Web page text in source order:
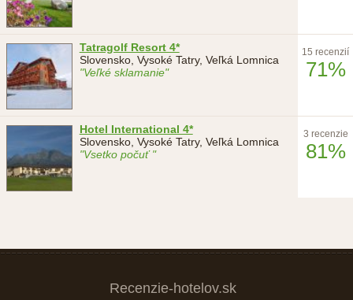
Tatragolf Resort 4*
Slovensko, Vysoké Tatry, Veľká Lomnica
"Veľké sklamanie"
15 recenzií
71%
Hotel International 4*
Slovensko, Vysoké Tatry, Veľká Lomnica
"Vsetko počuť "
3 recenzie
81%
Recenzie-hotelov.sk